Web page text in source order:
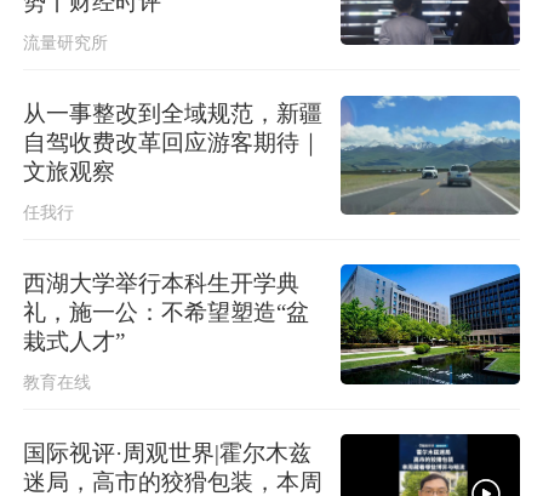
流量研究所
从一事整改到全域规范，新疆
自驾收费改革回应游客期待｜
文旅观察
任我行
西湖大学举行本科生开学典
礼，施一公：不希望塑造“盆
栽式人才”
教育在线
国际视评·周观世界|霍尔木兹
迷局，高市的狡猾包装，本周